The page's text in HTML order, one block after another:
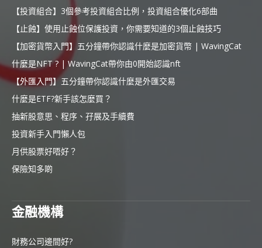
【投資組合】3個參考投資組合比例，投資組合優化6部曲
【止蝕】使用止蝕位保護投資，你需要知道的3個止蝕技巧
【加密貨幣入門】五分鐘帶你認識什麼是加密貨幣 | WavingCat
什麼是NFT ? | WavingCat帶你由0開始認識nft
【外匯入門】五分鐘帶你認識什麼是外匯交易
什麼是ETF?新手該怎麼買？
抽新股意思、程序、孖展及手續費
投資新手入門懶人包
月供股票好唔好？
保險知多啲
金融機構
財務公司邊間好?